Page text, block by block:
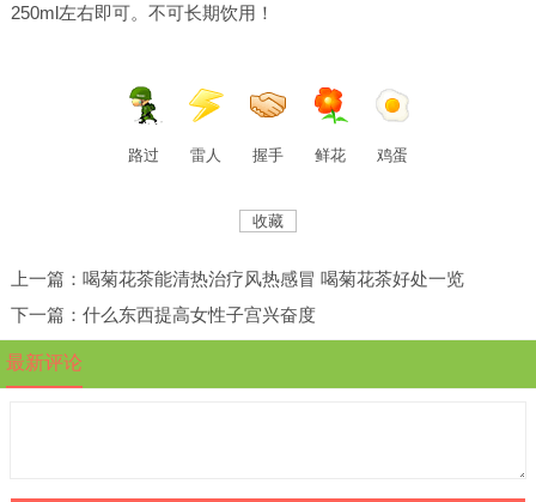
250ml左右即可。不可长期饮用！
路过 雷人 握手 鲜花 鸡蛋
收藏
上一篇：喝菊花茶能清热治疗风热感冒 喝菊花茶好处一览
下一篇：什么东西提高女性子宫兴奋度
最新评论